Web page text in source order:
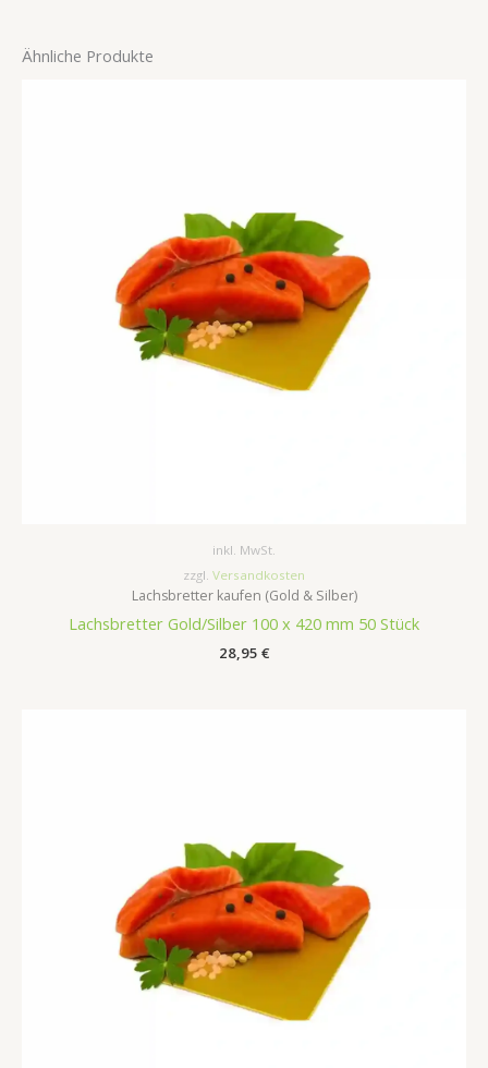
Ähnliche Produkte
inkl. MwSt.
zzgl. Versandkosten
Lachsbretter kaufen (Gold & Silber)
Lachsbretter Gold/Silber 100 x 420 mm 50 Stück
28,95 €